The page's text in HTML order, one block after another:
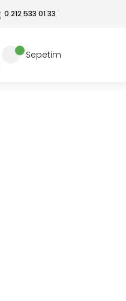
0 212 533 01 33
Sepetim